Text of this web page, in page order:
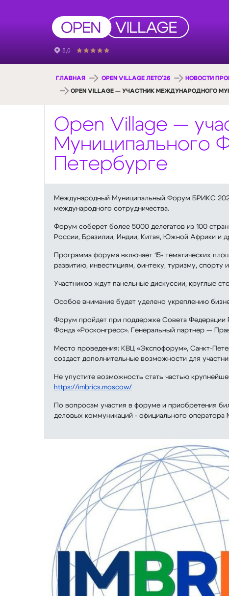
ГЛАВНАЯ OPEN VILLAGE ЛЕТО'26 НОВОСТИ
OPEN VILLAGE — УЧАСТНИК МЕЖДУНАРОДНОГО
Open Village —
Муниципального
Петербурге
Международный Муниципальный Форум БРИКС
международного сотрудничества.
Форум соберет более 5000 делегатов из 100
России, Бразилии, Индии, Китая, Южной Африки и
Программа форума включает 15+ тематических
развитию, инвестициям, финтеху, туризму,
Участников ждут панельные дискуссии, круглые
Особое внимание будет уделено укреплению
Форум пройдет при поддержке Совета
Фонда «Росконгресс». Генеральный партнер —
Место проведения: КВЦ «Экспофорум», Санкт-
создаст дополнительные возможности для
Не упустите возможность стать частью
https://imbrics.moscow/
По вопросам участия в форуме и приобретения
деловых коммуникаций - официального